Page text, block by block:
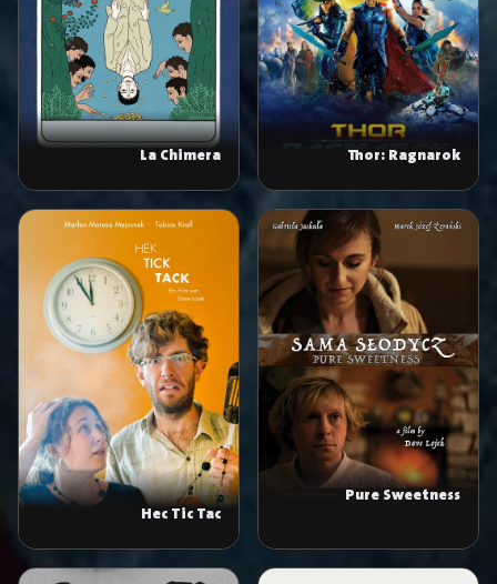
Thor: Ragnarok
La Chimera
Pure Sweetness
Hec Tic Tac